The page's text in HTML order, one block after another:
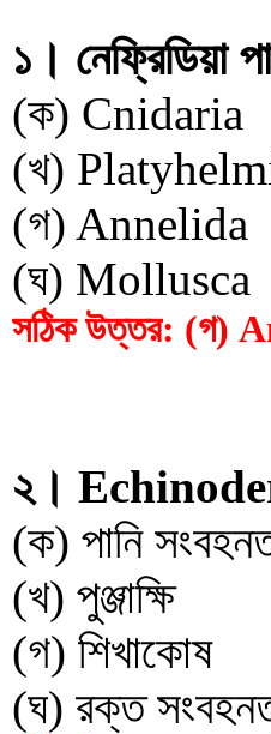
১। নেফ্রিডিয়া
(ক) Cnidaria
(খ)
(গ) Annelida
(ঘ) Mollusca
সঠিক উত্তর: (গ)
২।
(ক) পানি
(খ) পুঞ্জাক্ষি
(গ) শিখাকোষ
(ঘ) রক্ত